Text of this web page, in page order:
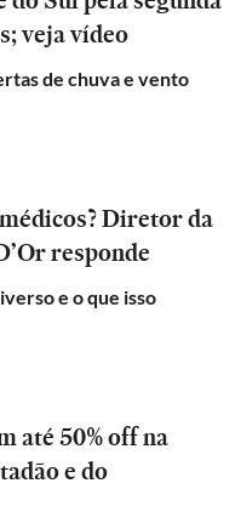
veja vídeo
de chuva e vento
Diretor da
responde
e o que isso
até 50% off na
e do